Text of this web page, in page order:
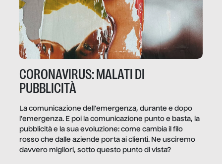
CORONAVIRUS: MALATI DI
PUBBLICITÀ
La comunicazione dell’emergenza, durante e dopo
l’emergenza. E poi la comunicazione punto e basta, la
pubblicità e la sua evoluzione: come cambia il filo
rosso che dalle aziende porta ai clienti. Ne usciremo
davvero migliori, sotto questo punto di vista?